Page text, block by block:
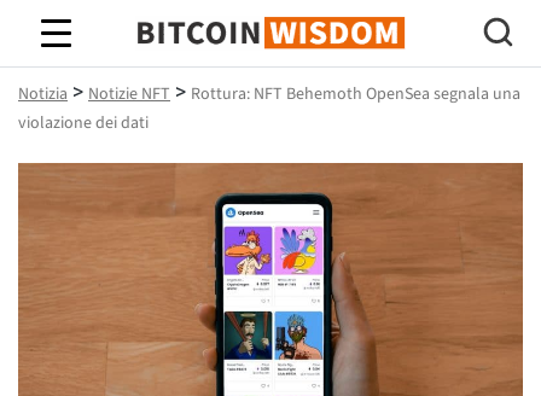
Saggezza Bitcoin
Notizia > Notizie NFT > Rottura: NFT Behemoth OpenSea segnala una
violazione dei dati